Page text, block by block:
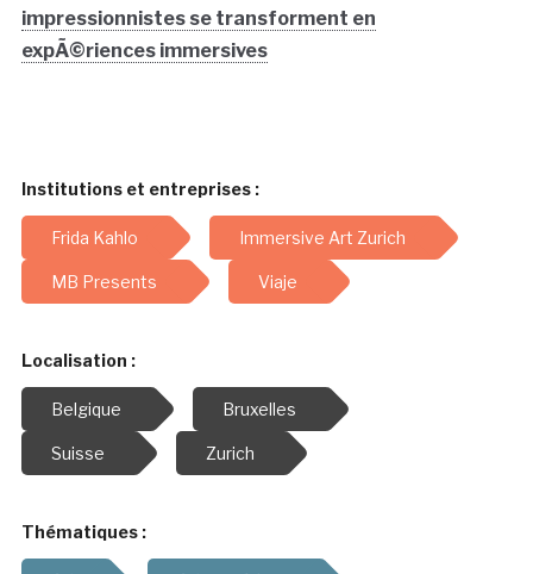
impressionnistes se transforment en
expÃ©riences immersives
Institutions et entreprises :
Frida Kahlo Immersive Art Zurich
MB Presents Viaje
Localisation :
Belgique Bruxelles
Suisse Zurich
Thématiques :